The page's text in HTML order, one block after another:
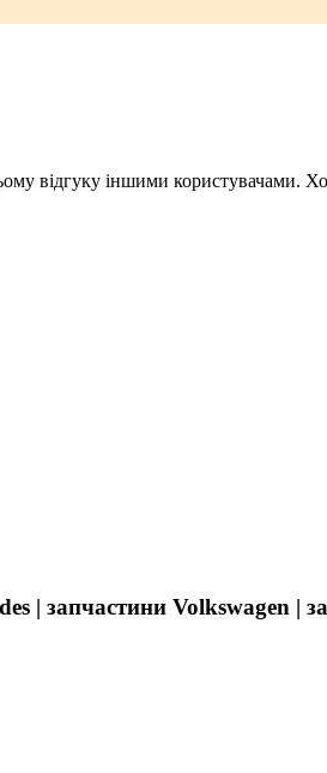
відгуку іншими користувачами.
| запчастини Volkswagen |